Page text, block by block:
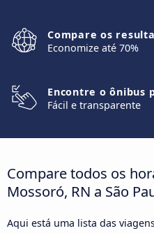
Compare os
Economize até 70%
Encontre o ônibus
Fácil e transparente
Compare todos os
Mossoró, RN a São
Aqui está uma lista das